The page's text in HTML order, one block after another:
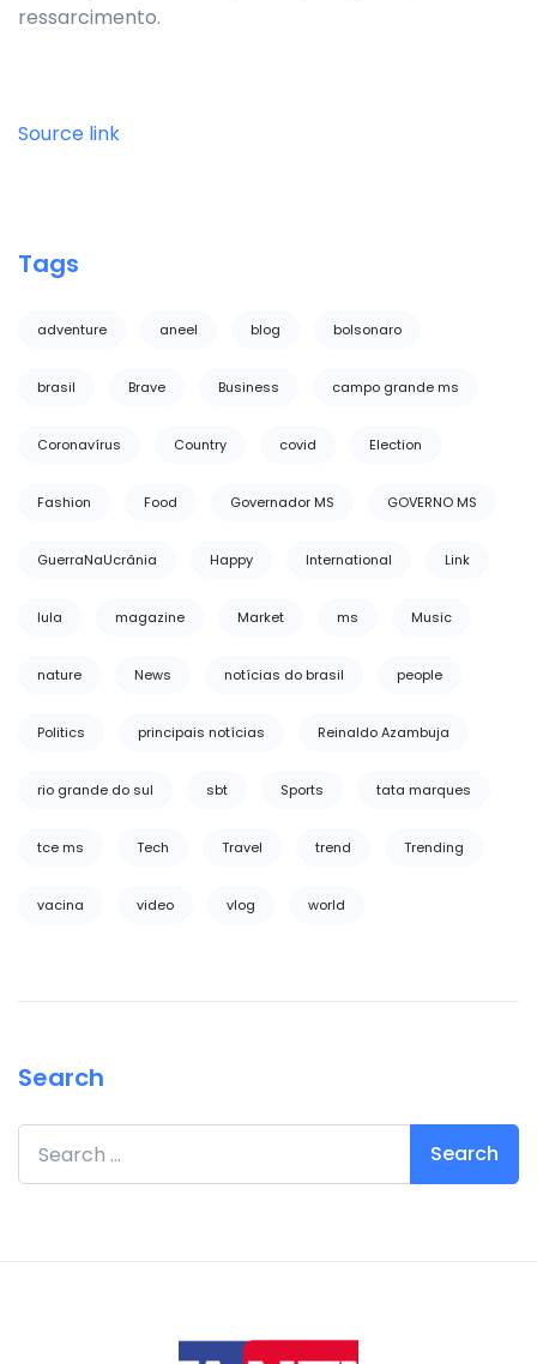
ressarcimento.
Source link
Tags
adventure aneel blog bolsonaro
brasil Brave Business campo grande ms
Coronavírus Country covid Election
Fashion Food Governador MS GOVERNO MS
GuerraNaUcrânia Happy International Link
lula magazine Market ms Music
nature News notícias do brasil people
Politics principais notícias Reinaldo Azambuja
rio grande do sul sbt Sports tata marques
tce ms Tech Travel trend Trending
vacina video vlog world
Search
Search for: